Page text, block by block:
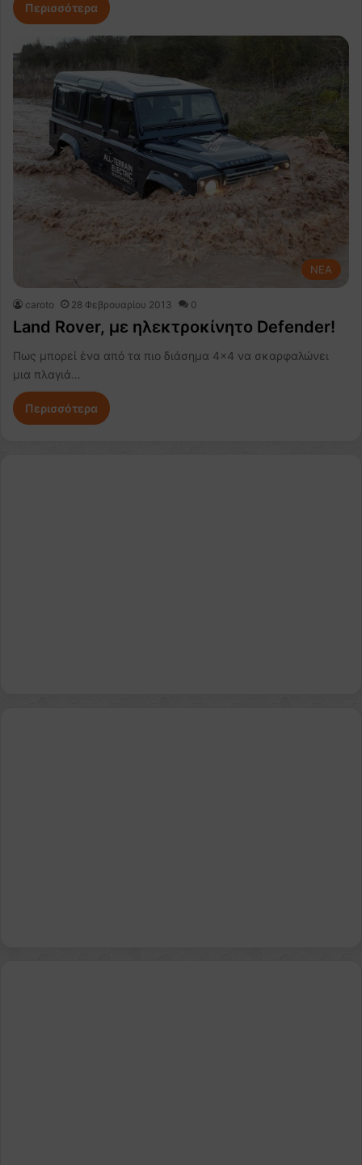
Περισσότερα
NEA
caroto 28 Φεβρουαρίου 2013 0
Land Rover, με ηλεκτροκίνητο Defender!
Πως μπορεί ένα από τα πιο διάσημα 4×4 να σκαρφαλώνει
μια πλαγιά…
Περισσότερα